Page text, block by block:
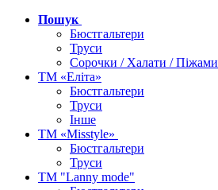
Пошук
Бюстгальтери
Труси
Сорочки / Халати / Піжами
ТМ «Еліта»
Бюстгальтери
Труси
Інше
ТМ «Misstyle»
Бюстгальтери
Труси
ТМ "Lanny mode"